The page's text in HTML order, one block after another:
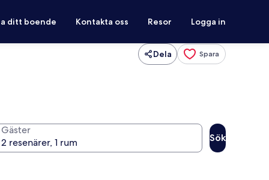
ditt boende Kontakta oss Resor Logga in
Dela Spara
Gäster
Sök